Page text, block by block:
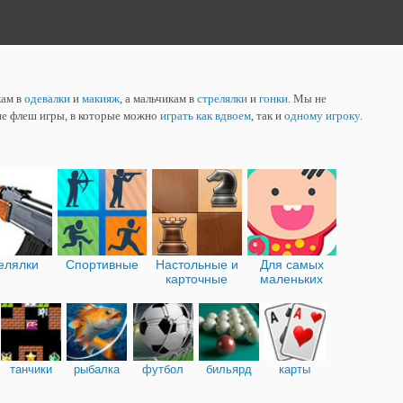
в одевалки и макияж, а мальчикам в стрелялки и гонки. Мы не
флеш игры, в которые можно играть как вдвоем, так и одному игроку.
Спортивные
Настольные и
карточные
Для самых
маленьких
танчики рыбалка футбол бильярд карты